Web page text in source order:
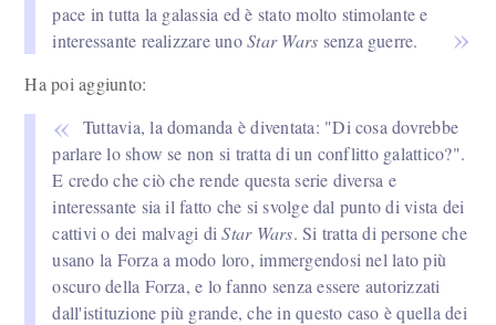
pace in tutta la galassia ed è stato molto stimolante e
interessante realizzare unoStar Wars senza guerre.
Ha poi aggiunto:
Tuttavia, la domanda è diventata: "Di cosa dovrebbe
parlare lo show se non si tratta di un conflitto galattico?".
E credo che ciò che rende questa serie diversa e
interessante sia il fatto che si svolge dal punto di vista dei
cattivi o dei malvagi diStar Wars. Si tratta di persone che
usano la Forza a modo loro, immergendosi nel lato più
oscuro della Forza, e lo fanno senza essere autorizzati
dall'istituzione più grande, che in questo caso è quella dei